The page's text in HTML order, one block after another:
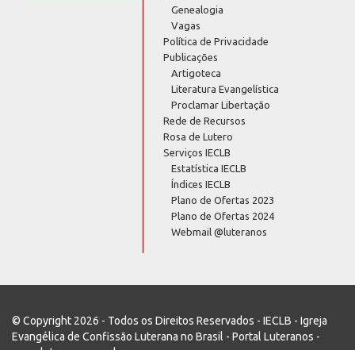
Genealogia
Vagas
Política de Privacidade
Publicações
Artigoteca
Literatura Evangelística
Proclamar Libertação
Rede de Recursos
Rosa de Lutero
Serviços IECLB
Estatística IECLB
Índices IECLB
Plano de Ofertas 2023
Plano de Ofertas 2024
Webmail @luteranos
© Copyright 2026 - Todos os Direitos Reservados - IECLB - Igreja
Evangélica de Confissão Luterana no Brasil - Portal Luteranos -